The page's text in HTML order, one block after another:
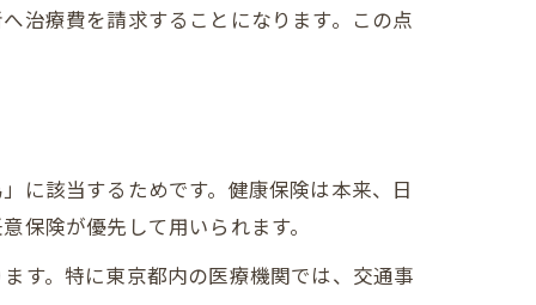
治療費を請求することになります。この点
に該当するためです。健康保険は本来、日
保険が優先して用いられます。
す。特に東京都内の医療機関では、交通事